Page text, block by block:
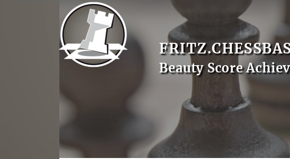
Beauty Score